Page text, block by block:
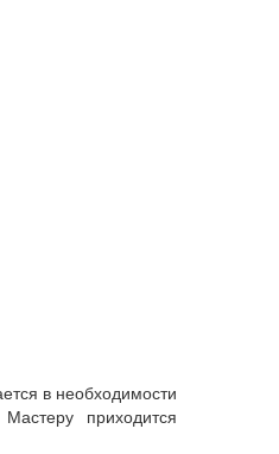
в необходимости
приходится